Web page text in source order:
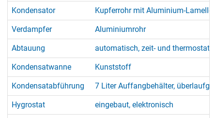
Kondensator Kupferrohr mit Aluminium-Lamellen
Verdampfer Aluminiumrohr
Abtauung automatisch, zeit- und
Kondensatwanne Kunststoff
Kondensatabführung 7 Liter Auffangbehälter,
Hygrostat eingebaut, elektronisch